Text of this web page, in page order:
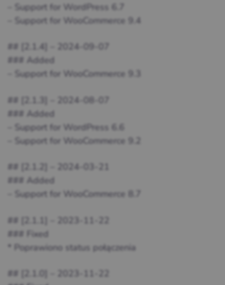
– Support for WordPress 6.7
– Support for WooCommerce 9.4
## [2.1.4] – 2024-09-07
### Added
– Support for WooCommerce 9.3
## [2.1.3] – 2024-08-07
### Added
– Support for WordPress 6.6
– Support for WooCommerce 9.2
## [2.1.2] – 2024-03-21
### Added
– Support for WooCommerce 8.7
## [2.1.1] – 2023-11-22
### Fixed
* Poprawiono status połączenia
## [2.1.0] – 2023-11-22